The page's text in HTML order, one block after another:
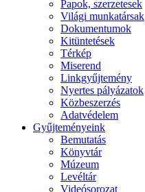
Papok, szerzetesek
Világi munkatársak
Dokumentumok
Kitüntetések
Térkép
Miserend
Linkgyűjtemény
Nyertes pályázatok
Közbeszerzés
Adatvédelem
Gyűjteményeink
Bemutatás
Könyvtár
Múzeum
Levéltár
Videósorozat